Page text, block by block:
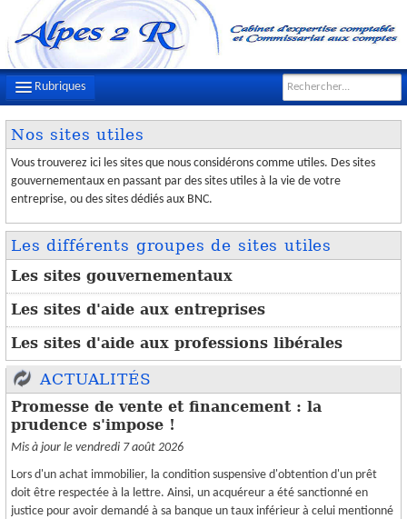
Rubriques
LE CABINET
NOTRE ÉQUIPE
NOS MISSIONS
CONTACT
PLAN D'ACCÈS
FILS D'ACTUALITÉS
INFOS DE GESTION
OUTILS PRATIQUES
CRÉATION
Nos sites utiles
Vous trouverez ici les sites que nous considérons comme utiles. Des sites
gouvernementaux en passant par des sites utiles à la vie de votre
entreprise, ou des sites dédiés aux BNC.
Les différents groupes de sites utiles
Les sites gouvernementaux
Les sites d'aide aux entreprises
Les sites d'aide aux professions libérales
ACTUALITÉS
Promesse de vente et financement : la
prudence s'impose !
Mis à jour le vendredi 7 août 2026
Lors d'un achat immobilier, la condition suspensive d'obtention d'un prêt
doit être respectée à la lettre. Ainsi, un acquéreur a été sanctionné en
justice pour avoir demandé à sa banque un taux inférieur à celui mentionné